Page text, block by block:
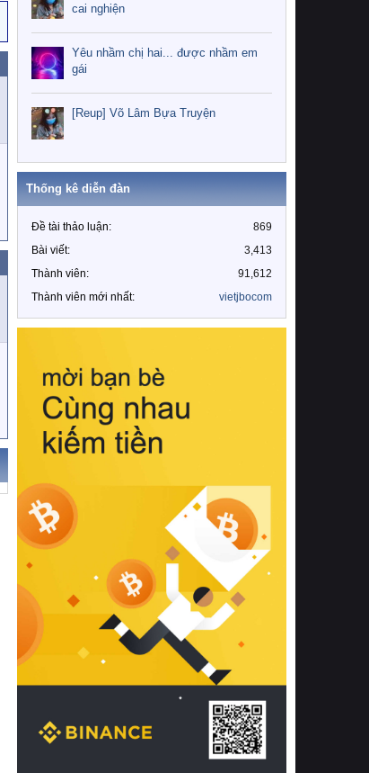
cai nghiện
Yêu nhầm chị hai... được nhầm em
gái
[Reup] Võ Lâm Bựa Truyện
Thống kê diễn đàn
Đề tài thảo luận
869
Bài viết
3,413
Thành viên
91,612
Thành viên mới nhất
vietjbocom